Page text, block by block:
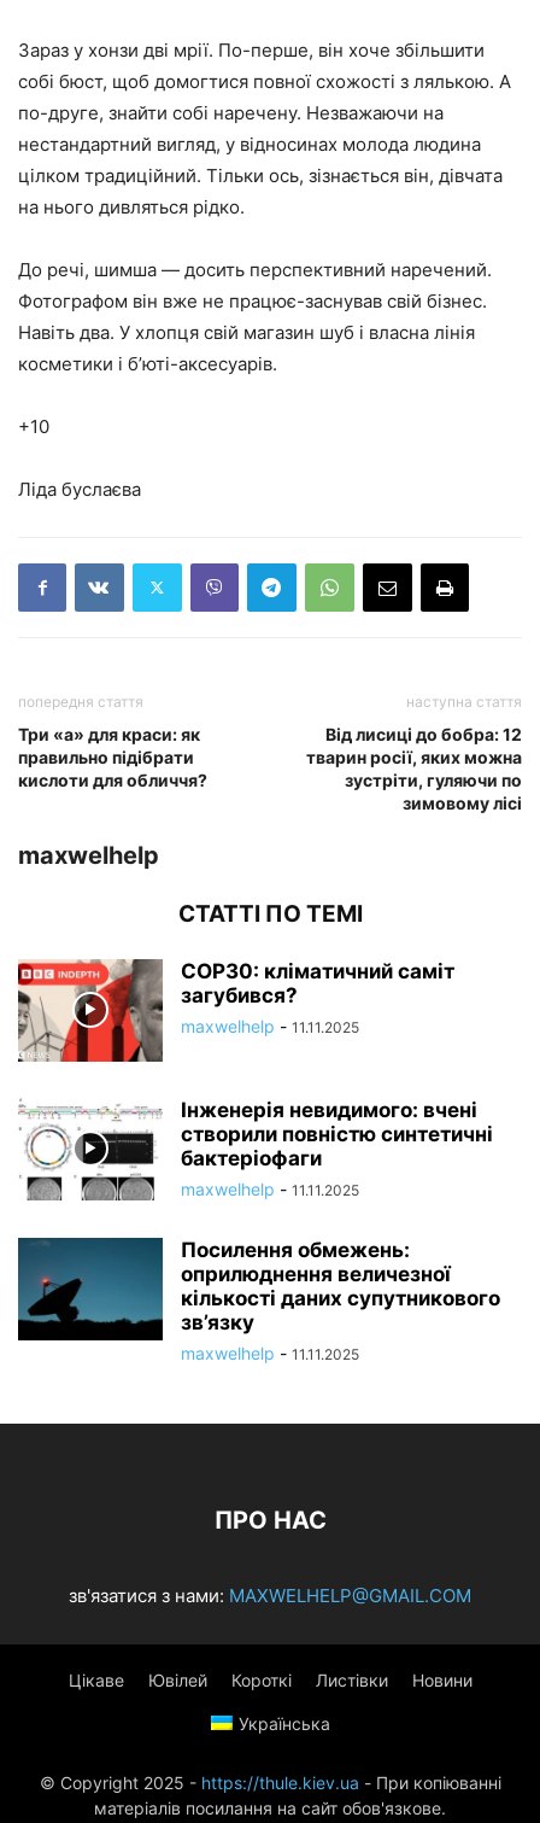
Зараз у хонзи дві мрії. По-перше, він хоче збільшити
собі бюст, щоб домогтися повної схожості з лялькою. А
по-друге, знайти собі наречену. Незважаючи на
нестандартний вигляд, у відносинах молода людина
цілком традиційний. Тільки ось, зізнається він, дівчата
на нього дивляться рідко.
До речі, шимша — досить перспективний наречений.
Фотографом він вже не працює-заснував свій бізнес.
Навіть два. У хлопця свій магазин шуб і власна лінія
косметики і б’юті-аксесуарів.
+10
Ліда буслаєва
попередня стаття
Три «а» для краси: як
правильно підібрати
кислоти для обличчя?
наступна стаття
Від лисиці до бобра: 12
тварин росії, яких можна
зустріти, гуляючи по
зимовому лісі
maxwelhelp
СТАТТІ ПО ТЕМІ
COP30: кліматичний саміт
загубився?
maxwelhelp - 11.11.2025
Інженерія невидимого: вчені
створили повністю синтетичні
бактеріофаги
maxwelhelp - 11.11.2025
Посилення обмежень:
оприлюднення величезної
кількості даних супутникового
зв’язку
maxwelhelp - 11.11.2025
ПРО НАС
зв'язатися з нами: MAXWELHELP@GMAIL.COM
Цікаве Ювілей Короткі Листівки Новини
Українська
© Copyright 2025 - https://thule.kiev.ua - При копіюванні
матеріалів посилання на сайт обов'язкове.